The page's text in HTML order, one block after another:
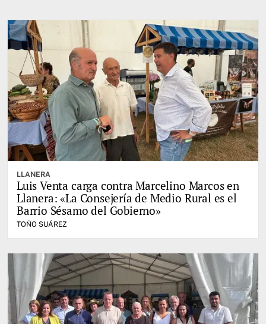
LLANERA
Luis Venta carga contra Marcelino Marcos en
Llanera: «La Consejería de Medio Rural es el
Barrio Sésamo del Gobierno»
TOÑO SUÁREZ